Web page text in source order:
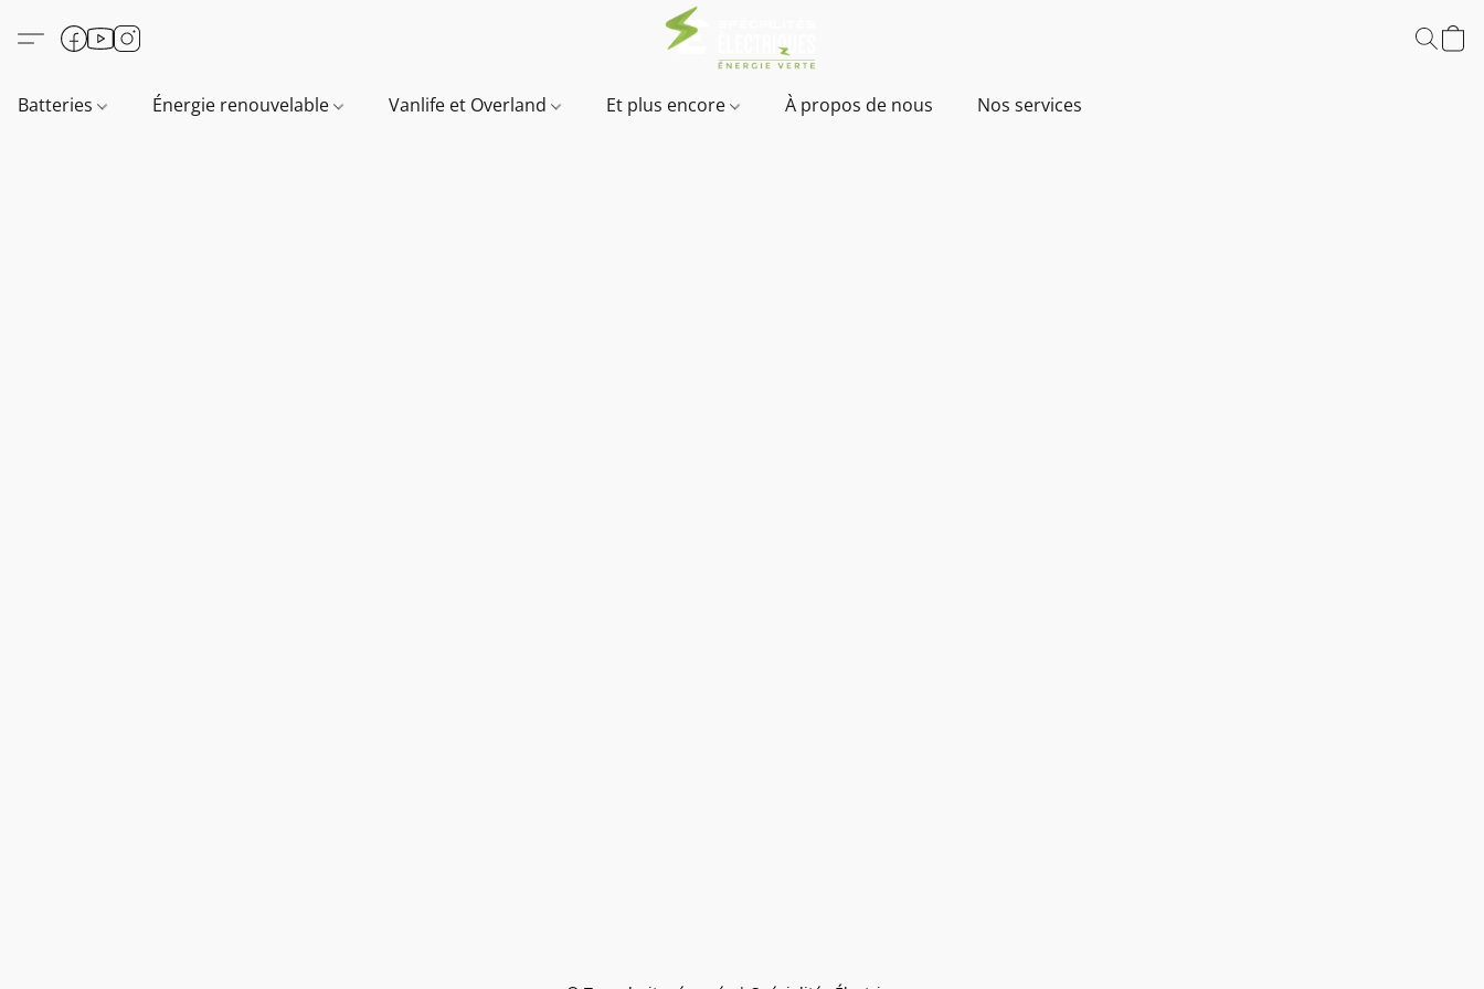
Batteries Énergie renouvelable Vanlife et Overland Et plus encore À propos de nous Nos services